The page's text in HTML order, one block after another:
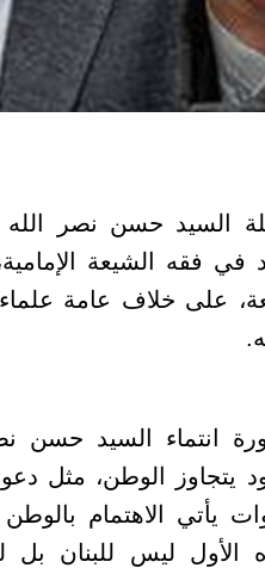
السيد حسن نصر الله
في فقه الشيعة
على خلاف عامة
انتماء السيد حسن
يتجاوز الوطن، مثل
يأتي الاهتمام
الأول ليس للبنان بل